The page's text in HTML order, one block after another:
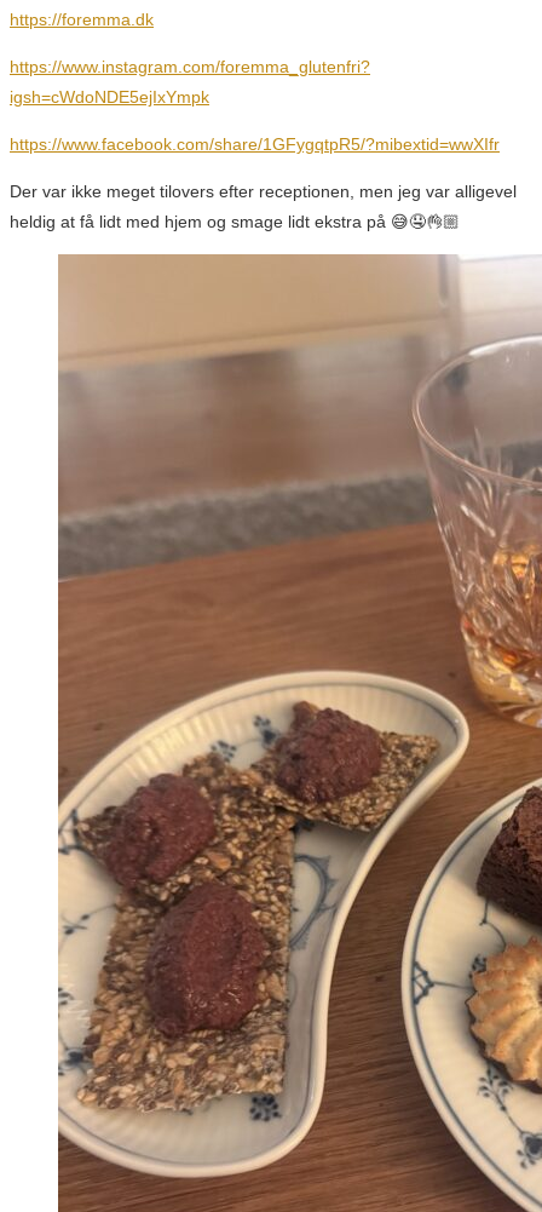
https://foremma.dk
https://www.instagram.com/foremma_glutenfri?
igsh=cWdoNDE5ejIxYmpk
https://www.facebook.com/share/1GFygqtpR5/?mibextid=wwXIfr
Der var ikke meget tilovers efter receptionen, men jeg var alligevel
heldig at få lidt med hjem og smage lidt ekstra på 😅🤤👌🏼